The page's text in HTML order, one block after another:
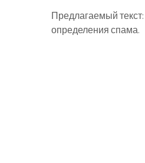
Предлагаемый текст:
определения спама.